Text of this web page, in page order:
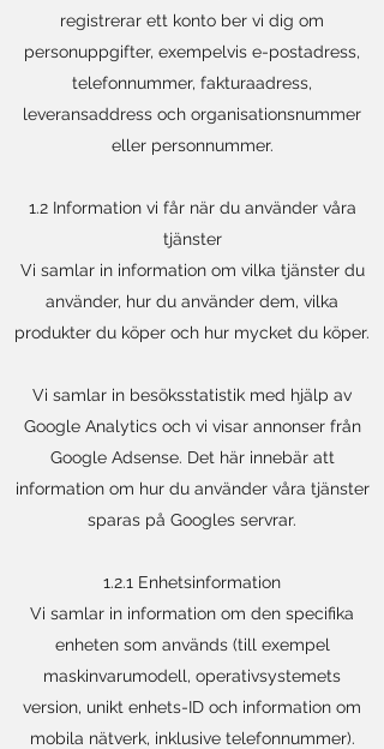
registrerar ett konto ber vi dig om
personuppgifter, exempelvis e-postadress,
telefonnummer, fakturaadress,
leveransaddress och organisationsnummer
eller personnummer.
1.2 Information vi får när du använder våra
tjänster
Vi samlar in information om vilka tjänster du
använder, hur du använder dem, vilka
produkter du köper och hur mycket du köper.
Vi samlar in besöksstatistik med hjälp av
Google Analytics och vi visar annonser från
Google Adsense. Det här innebär att
information om hur du använder våra tjänster
sparas på Googles servrar.
1.2.1 Enhetsinformation
Vi samlar in information om den specifika
enheten som används (till exempel
maskinvarumodell, operativsystemets
version, unikt enhets-ID och information om
mobila nätverk, inklusive telefonnummer).